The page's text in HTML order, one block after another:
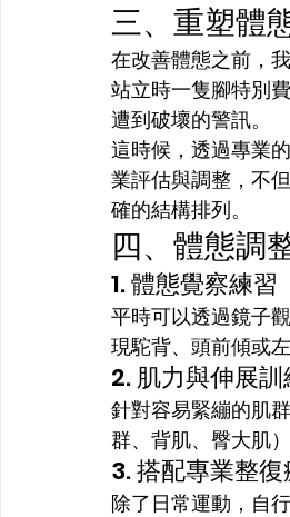
三、重塑體
在改善體態之前，
站立時一隻腳特別
遭到破壞的警訊。
這時候，透過專業
業評估與調整，不
確的結構排列。
四、體態調
1. 體態覺察練習
平時可以透過鏡子
現駝背、頭前傾或
2. 肌力與伸展訓
針對容易緊繃的肌
群、背肌、臀大肌
3. 搭配專業整
除了日常運動，自